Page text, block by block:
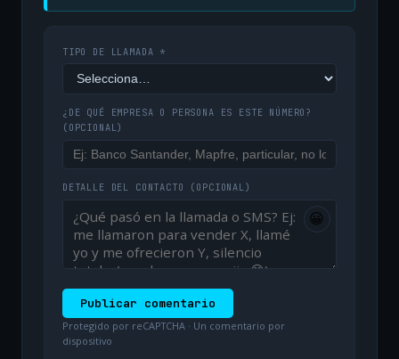
TIPO DE LLAMADA *
¿DE QUÉ EMPRESA O PERSONA ES ESTE NÚMERO?
(OPCIONAL)
DETALLE DEL CONTACTO (OPCIONAL)
😀
Publicar comentario
Protegido por reCAPTCHA · Un comentario por
dispositivo